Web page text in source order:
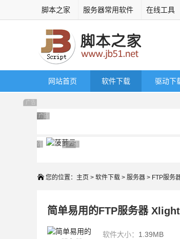
脚本之家 服务器常用软件 在线工具
网站首页 软件下载 驱动下
广告 商业广告，理性选择
广告 商业广告，理性选择
广告 商业广告，理性选择
广告 商业广告，理性选择
广告 商业广告，理性选择
广告 商业广告，理性选择
广告 商业广告，理性选择
广告 商业广告，理性选择
广告 商业广告，理性选择广告 商业广告，理性选择
广告 商业广告，理性选择
您的位置： 主页 > 软件下载 > 服务器 > FTP服务
简单易用的FTP服务器
软件大小： 1.39MB